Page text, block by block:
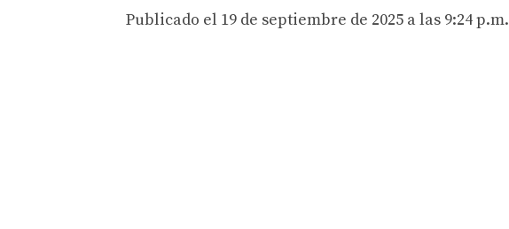
Publicado el 19 de septiembre de 2025 a las 9:24 p.m.